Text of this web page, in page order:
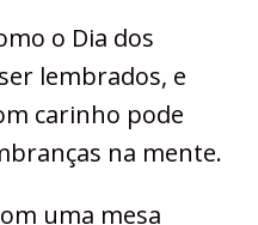
o Dia dos
lembrados, e
carinho pode
na mente.
uma mesa